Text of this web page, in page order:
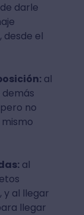
darle
desde el
al
no
al
al llegar
llegar